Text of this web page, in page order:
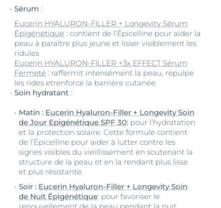
Sérum :
Eucerin HYALURON-FILLER + Longevity Sérum
Épigénétique : contient de l’Épicelline pour aider la
peau à paraître plus jeune et lisser visiblement les
ridules
Eucerin HYALURON-FILLER +3x EFFECT Sérum
Fermeté : raffermit intensément la peau, repulpe
les rides etrenforce la barrière cutanée.
Soin hydratant :
Matin : Eucerin Hyaluron-Filler + Longevity Soin
de Jour Epigénétique SPF 30: pour l’hydratation
et la protection solaire. Cette formule contient
de l’Épicelline pour aider à lutter contre les
signes visibles du vieillissement en soutenant la
structure de la peau et en la rendant plus lisse
et plus résistante.
Soir : Eucerin Hyaluron-Filler + Longevity Soin
de Nuit Épigénétique: pour favoriser le